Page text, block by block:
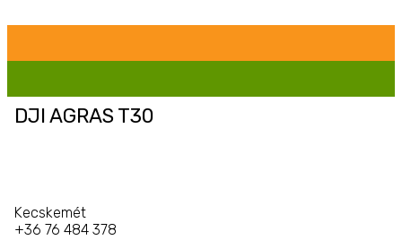
DJI AGRAS T30
Kecskemét
+36 76 484 378